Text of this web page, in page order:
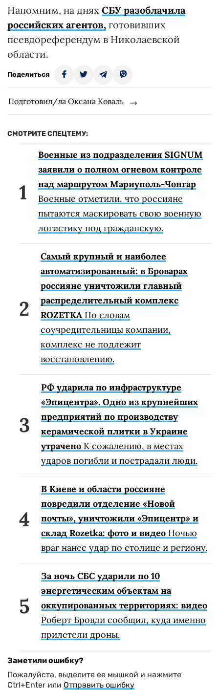
Напомним, на днях СБУ разоблачила
российских агентов, готовивших
псевдореферендум в Николаевской
области.
Поделиться
Подготовил/ла Оксана Коваль
СМОТРИТЕ СПЕЦТЕМУ:
Военные из подразделения SIGNUM
заявили о полном огневом контроле
над маршрутом Мариуполь-Чонгар
Военные отметили, что россияне
пытаются маскировать свою военную
логистику под гражданскую.
Самый крупный и наиболее
автоматизированный: в Броварах
россияне уничтожили главный
распределительный комплекс
ROZETKA По словам
соучредительницы компании,
комплекс не подлежит
восстановлению.
РФ ударила по инфраструктуре
«Эпицентра». Одно из крупнейших
предприятий по производству
керамической плитки в Украине
утрачено К сожалению, в местах
ударов погибли и пострадали люди.
В Киеве и области россияне
повредили отделение «Новой
почты», уничтожили «Эпицентр» и
склад Rozetka: фото и видео Ночью
враг нанес удар по столице и региону.
За ночь СБС ударили по 10
энергетическим объектам на
оккупированных территориях: видео
Роберт Бровди сообщил, куда именно
прилетели дроны.
Заметили ошибку?
Пожалуйста, выделите ее мышкой и нажмите
Ctrl+Enter или Отправить ошибку